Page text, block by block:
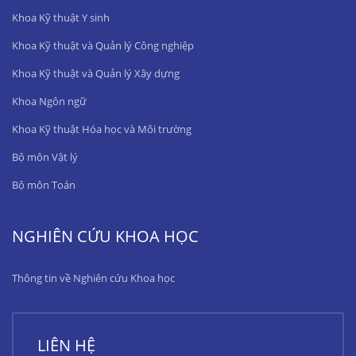
Khoa Kỹ thuật Y sinh
Khoa Kỹ thuật và Quản lý Công nghiệp
Khoa Kỹ thuật và Quản lý Xây dựng
Khoa Ngôn ngữ
Khoa Kỹ thuật Hóa học và Môi trường
Bộ môn Vật lý
Bộ môn Toán
NGHIÊN CỨU KHOA HỌC
Thông tin về Nghiên cứu Khoa học
LIÊN HỆ